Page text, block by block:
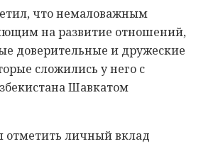
что немаловажным
на развитие отношений,
доверительные и дружеские
сложились у него с
Шавкатом
отметить личный вклад